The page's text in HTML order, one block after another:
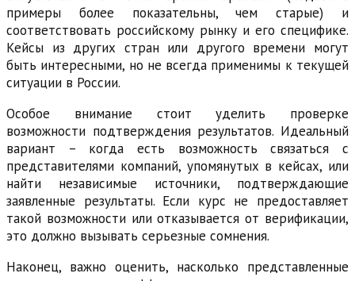
примеры более показательны, чем старые) и
соответствовать российскому рынку и его специфике.
Кейсы из других стран или другого времени могут
быть интересными, но не всегда применимы к текущей
ситуации в России.
Особое внимание стоит уделить проверке
возможности подтверждения результатов. Идеальный
вариант – когда есть возможность связаться с
представителями компаний, упомянутых в кейсах, или
найти независимые источники, подтверждающие
заявленные результаты. Если курс не предоставляет
такой возможности или отказывается от верификации,
это должно вызывать серьезные сомнения.
Наконец, важно оценить, насколько представленные